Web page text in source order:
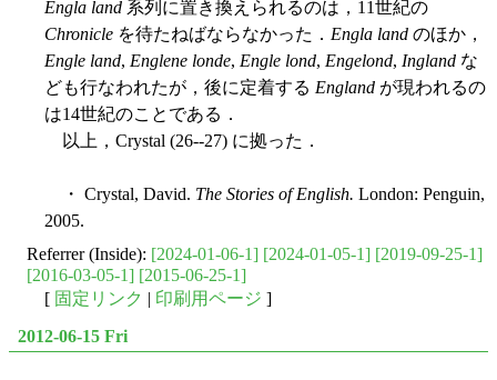
Engla land 系列に置き換えられるのは，11世紀の
Chronicle を待たねばならなかった． Engla land のほか，
Engle land, Englene londe, Engle lond, Engelond, Ingland な
ども行なわれたが，後に定着する England が現われるの
は14世紀のことである．
以上，Crystal (26--27) に拠った．
・ Crystal, David. The Stories of English. London: Penguin,
2005.
Referrer (Inside): [2024-01-06-1] [2024-01-05-1] [2019-09-25-1]
[2016-03-05-1] [2015-06-25-1]
[ 固定リンク | 印刷用ページ ]
2012-06-15 Fri